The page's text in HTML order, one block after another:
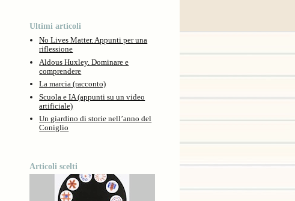
Ultimi articoli
No Lives Matter. Appunti per una
riflessione
Aldous Huxley. Dominare e
comprendere
La marcia (racconto)
Scuola e IA (appunti su un video
artificiale)
Un giardino di storie nell’anno del
Coniglio
Articoli scelti